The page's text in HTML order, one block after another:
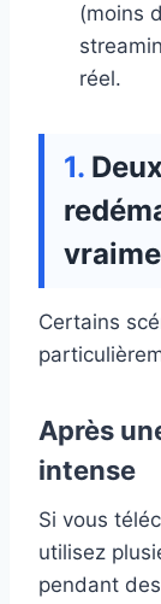
(moins
réel.
Certains
Après
intense
Si vous
utilisez
pendant